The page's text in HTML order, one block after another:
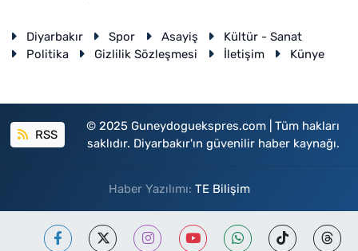
Diyarbakır Spor Asayiş
Kültür - Sanat
Politika
Gizlilik Sözleşmesi İletişim Künye
RSS
© 2025 Guneydoguekspres.com | Tüm hakları
saklıdır. Diyarbakır'ın güvenilir haber kaynağı.
Haber Yazılımı: TE Bilişim